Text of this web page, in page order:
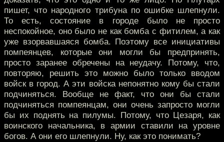
пишет, что народного трибуна по ошибке шлепнули.
То есть, состояние в городе было не просто
неспокойное, оно было не как бомба с фитилем, а как
уже взорвавшаяся бомба. Поэтому все инициативы
помпеянцев, которые они могли бы предпринять,
просто заранее обречены на неудачу. Потому, что,
повторяю, решить это можно было только вводом
войск в город. А эти войска непонятно кому бы стали
подчиняться. Вообще не факт, что они бы стали
подчиняться помпеянцам, они очень запросто могли
бы их поднять на пилумы. Потому, что Цезаря, как
воинского начальника, в армии ставили на уровне
богов. А они его шлепнули. Ну, как это понимать?